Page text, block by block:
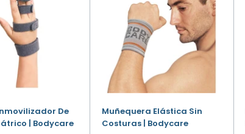
De
| Bodycare
Muñequera Elástica Sin
Costuras | Bodycare